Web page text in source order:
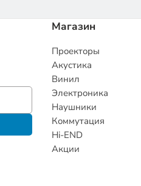
Магазин
Проекторы
Акустика
Винил
Электроника
Наушники
Коммутация
Hi-END
Акции